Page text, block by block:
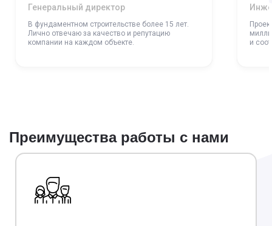
Генеральный директор
В фундаментном строительстве более 15 лет.
Лично отвечаю за качество и репутацию
компании на каждом объекте.
и
Преимущества работы с нами